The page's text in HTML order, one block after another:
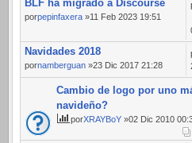
BLF ha migrado a Discourse
porpepinfaxera »11 Feb 2023 19:51
Navidades 2018
pornamberguan »23 Dic 2017 21:28
Cambio de logo por uno
navideño?
porXRAYBoY »02 Dic 2010